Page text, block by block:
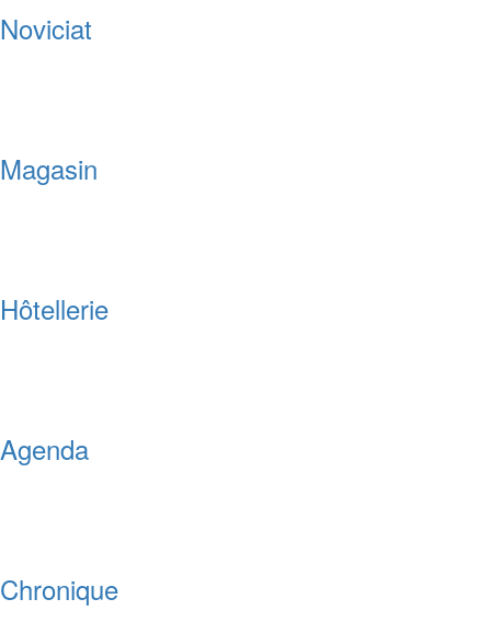
Noviciat
Magasin
Hôtellerie
Agenda
Chronique